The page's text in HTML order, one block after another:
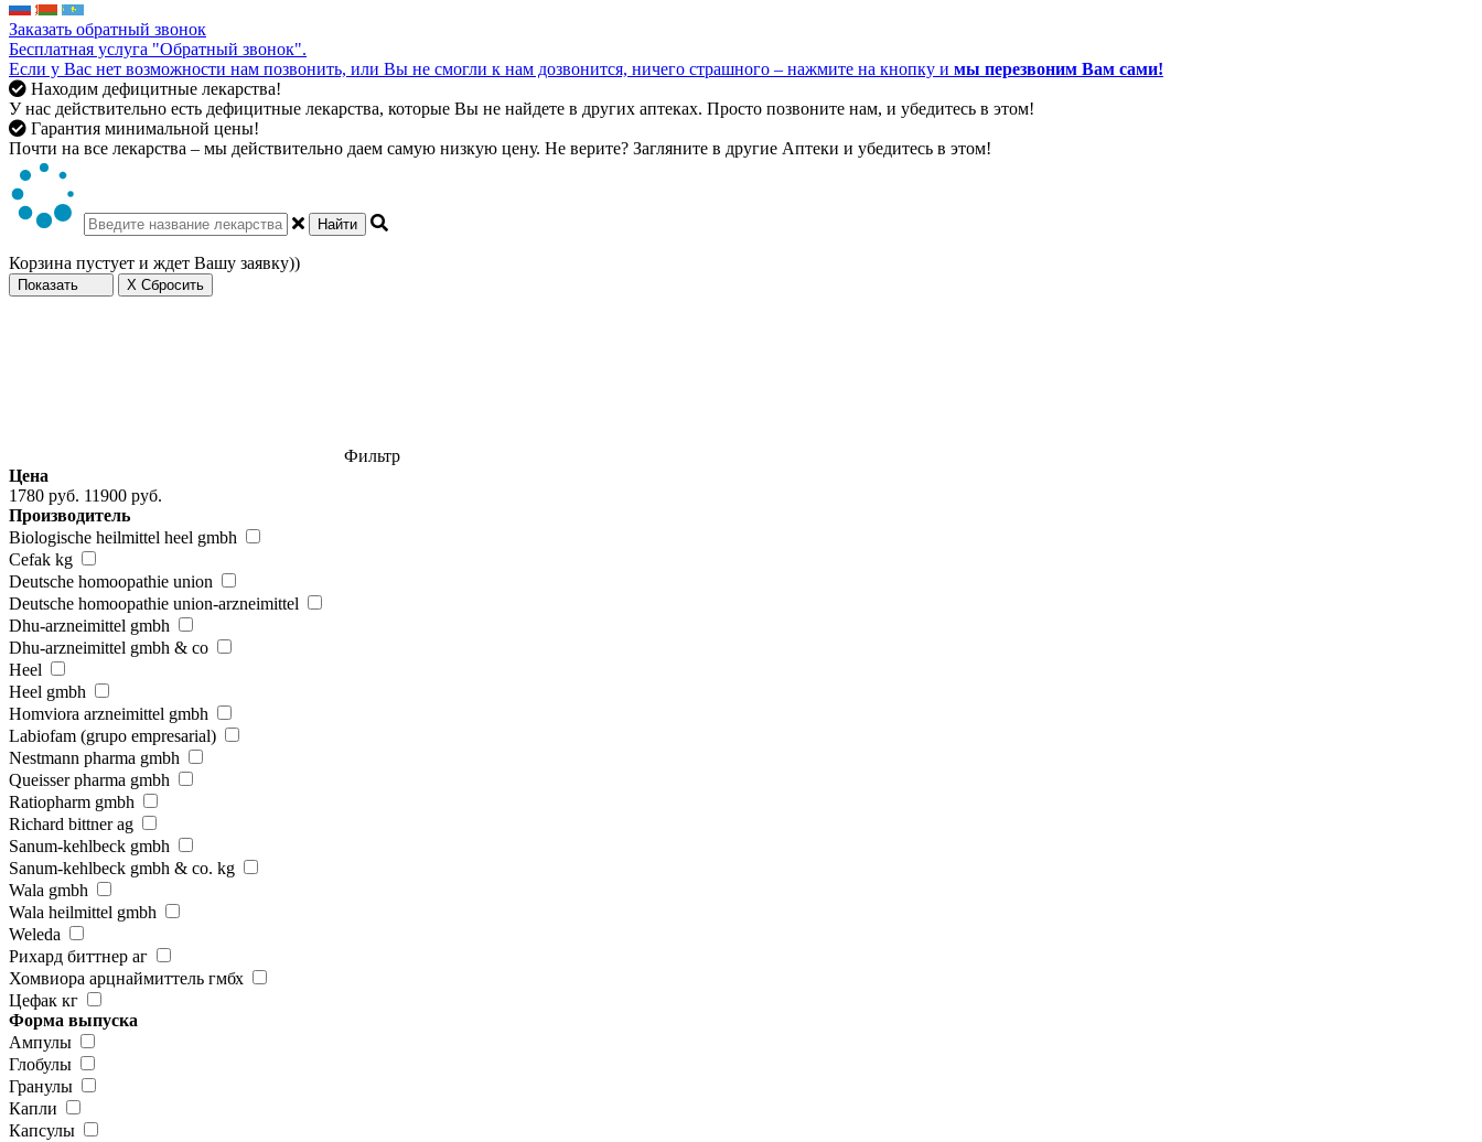
Заказать обратный звонок
Бесплатная услуга "Обратный звонок".
Если у Вас нет возможности нам позвонить, или Вы не смогли к нам дозвонится, ничего страшного – нажмите на кнопку и мы перезвоним Вам сами!
Находим дефицитные лекарства!
У нас действительно есть дефицитные лекарства, которые Вы не найдете в других аптеках. Просто позвоните нам, и убедитесь в этом!
Гарантия минимальной цены!
Почти на все лекарства – мы действительно даем самую низкую цену. Не верите? Загляните в другие Аптеки и убедитесь в этом!
Найти
Корзина пустует и ждет Вашу заявку))
Показать X Сбросить
Фильтр
Цена
1780 руб. 11900 руб.
Производитель
Biologische heilmittel heel gmbh
Cefak kg
Deutsche homoopathie union
Deutsche homoopathie union-arzneimittel
Dhu-arzneimittel gmbh
Dhu-arzneimittel gmbh & co
Heel
Heel gmbh
Homviora arzneimittel gmbh
Labiofam (grupo empresarial)
Nestmann pharma gmbh
Queisser pharma gmbh
Ratiopharm gmbh
Richard bittner ag
Sanum-kehlbeck gmbh
Sanum-kehlbeck gmbh & co. kg
Wala gmbh
Wala heilmittel gmbh
Weleda
Рихард биттнер аг
Хомвиора арцнаймиттель гмбх
Цефак кг
Форма выпуска
Ампулы
Глобулы
Гранулы
Капли
Капсулы